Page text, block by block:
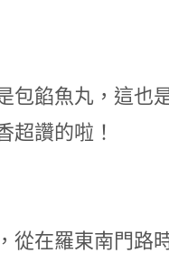
包餡魚丸，這也
超讚的啦！
從在羅東南門路